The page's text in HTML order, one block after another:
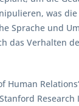
was die
Sprache und
das Verhalten
Human
Research